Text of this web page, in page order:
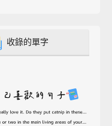
收錄的單字